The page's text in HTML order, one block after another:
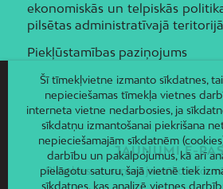
ekonomiskās un telpiskās
pilsētas administratīvajā
Piekļūstamības paziņojums
JAUNUMI E-
Piesakies un saņem jaunāko
Šī tīmekļvietne izmanto sīkdatnes,
nepieciešamas tīmekļa vietnes
interneta vietne nedarbosies, ja
sīkdatņu izmantošanai piekrišana
nepieciešamajām sīkdatnēm
darbību un pakalpojumus, kā arī
pielāgotu saturu, šajā vietnē tiek
sīkdatnes, kas analizē vietnes